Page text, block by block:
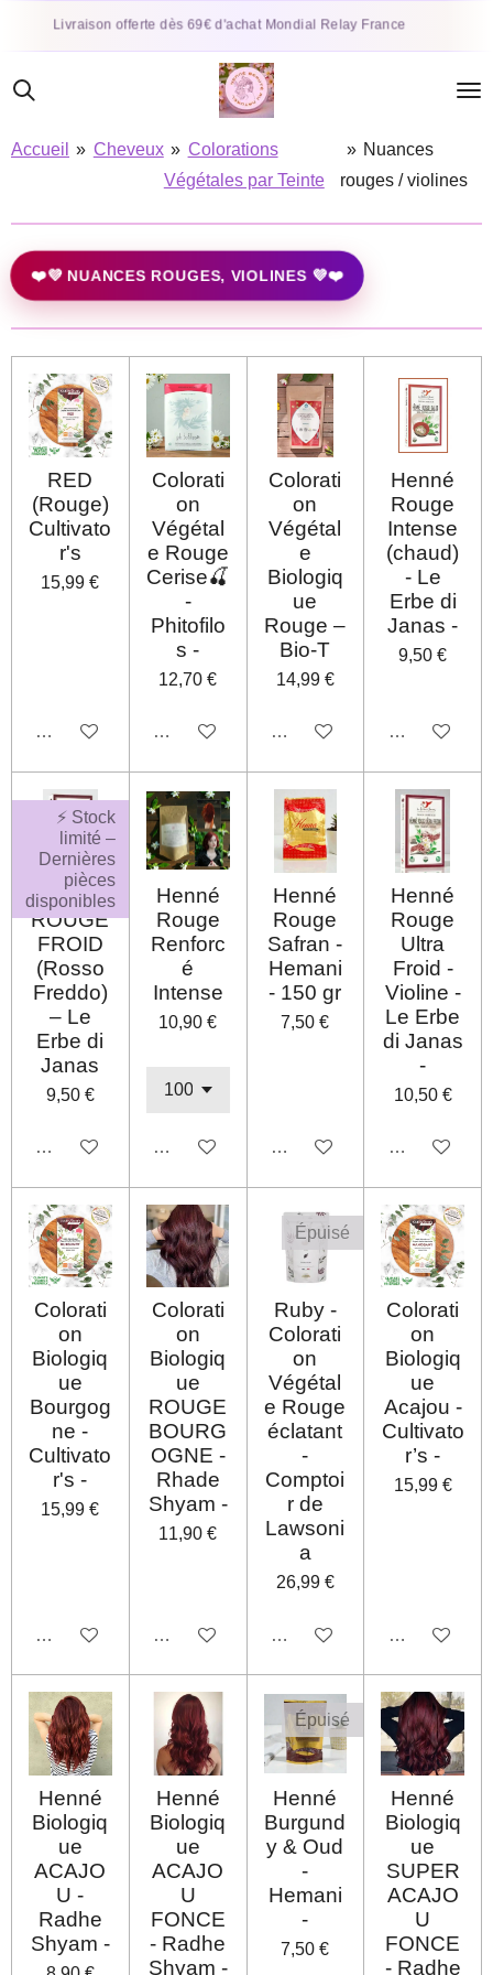
Livraison offerte dès 69€ d'achat Mondial Relay France
Passer
contenu
Accueil
» Cheveux » Colorations
Végétales par Teinte
» Nuances
rouges / violines
❤️💜 NUANCES ROUGES, VIOLINES 💜❤️
RED
(Rouge)
Cultivato
r's
15,99 €
Désactivé
Colorati
on
Végétal
e Rouge
Cerise🍒
-
Phitofilo
s -
12,70 €
Désactivé
Colorati
on
Végétal
e
Biologiq
ue
Rouge –
Bio-T
14,99 €
Désactivé
Henné
Rouge
Intense
(chaud)
- Le
Erbe di
Janas -
9,50 €
Désactivé
⚡ Stock
limité –
Dernières
pièces
disponibles
HENNÉ
ROUGE
FROID
(Rosso
Freddo)
– Le
Erbe di
Janas
9,50 €
Désactivé
Henné
Rouge
Renforc
é
Intense
10,90 €
Désactivé
Henné
Rouge
Safran -
Hemani
- 150 gr
7,50 €
Désactivé
Henné
Rouge
Ultra
Froid -
Violine -
Le Erbe
di Janas
-
10,50 €
Désactivé
Colorati
on
Biologiq
ue
Bourgog
ne -
Cultivato
r's -
15,99 €
Désactivé
Colorati
on
Biologiq
ue
ROUGE
BOURG
OGNE -
Rhade
Shyam -
11,90 €
Désactivé
Épuisé
Ruby -
Colorati
on
Végétal
e Rouge
éclatant
-
Comptoi
r de
Lawsoni
a
26,99 €
Désactivé
Colorati
on
Biologiq
ue
Acajou -
Cultivato
r’s -
15,99 €
Désactivé
Henné
Biologiq
ue
ACAJO
U -
Radhe
Shyam -
Henné
Biologiq
ue
ACAJO
U
FONCE
- Radhe
Shyam -
Épuisé
Henné
Burgund
y & Oud
-
Hemani
-
7,50 €
Henné
Biologiq
ue
SUPER
ACAJO
U
FONCE
- Radhe